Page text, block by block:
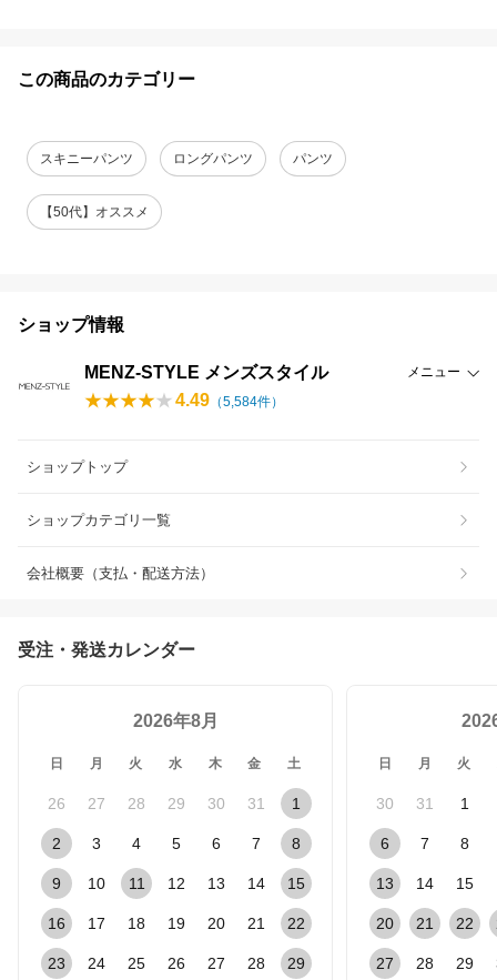
この商品のカテゴリー
スキニーパンツ ロングパンツ パンツ
【50代】オススメ
ショップ情報
MENZ-STYLE メンズスタイル メニュー
4.49 （5,584件）
ショップトップ
ショップカテゴリ一覧
会社概要（支払・配送方法）
受注・発送カレンダー
2026年8月
日 月 火 水 木 金 土
26 27 28 29 30 31 1
2 3 4 5 6 7 8
9 10 11 12 13 14 15
16 17 18 19 20 21 22
23 24 25 26 27 28 29
日 月 火
30 31 1
6 7 8
13 14 15
20 21 22
27 28 29